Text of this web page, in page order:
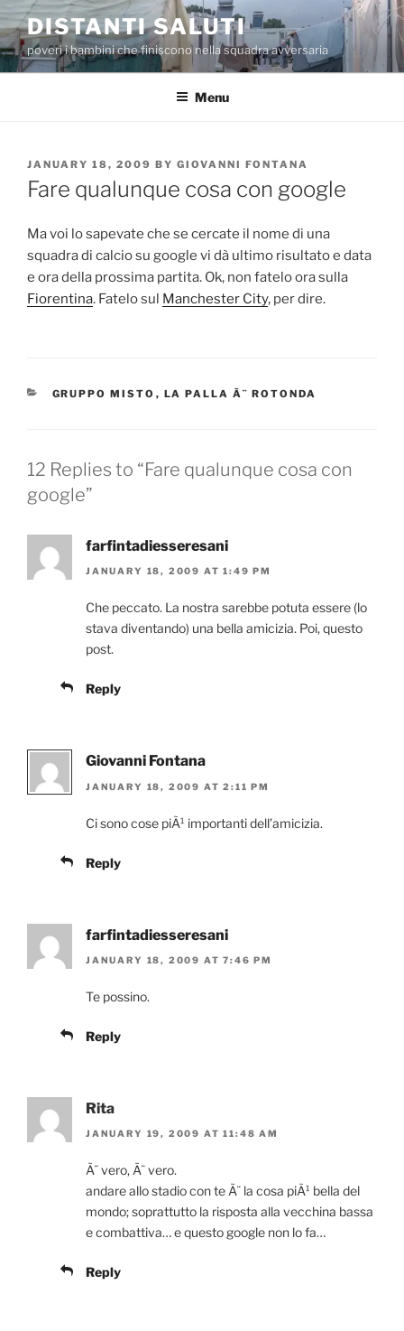
Skip
to
content
DISTANTI SALUTI
poveri i bambini che finiscono nella squadra avversaria
Menu
POSTED
ON
JANUARY 18, 2009 BY GIOVANNI FONTANA
Fare qualunque cosa con google
Ma voi lo sapevate che se cercate il nome di una
squadra di calcio su google vi dà ultimo risultato e data
e ora della prossima partita. Ok, non fatelo ora sulla
Fiorentina. Fatelo sul Manchester City, per dire.
CATEGORIES
GRUPPO MISTO , LA PALLA Ã¨ ROTONDA
12 Replies to “Fare qualunque cosa con
google”
farfintadiesseresani
JANUARY 18, 2009 AT 1:49 PM
Che peccato. La nostra sarebbe potuta essere (lo
stava diventando) una bella amicizia. Poi, questo
post.
Reply
Giovanni Fontana
JANUARY 18, 2009 AT 2:11 PM
Ci sono cose piÃ¹ importanti dell’amicizia.
Reply
farfintadiesseresani
JANUARY 18, 2009 AT 7:46 PM
Te possino.
Reply
Rita
JANUARY 19, 2009 AT 11:48 AM
Ã¨ vero, Ã¨ vero.
andare allo stadio con te Ã¨ la cosa piÃ¹ bella del
mondo; soprattutto la risposta alla vecchina bassa
e combattiva… e questo google non lo fa…
Reply